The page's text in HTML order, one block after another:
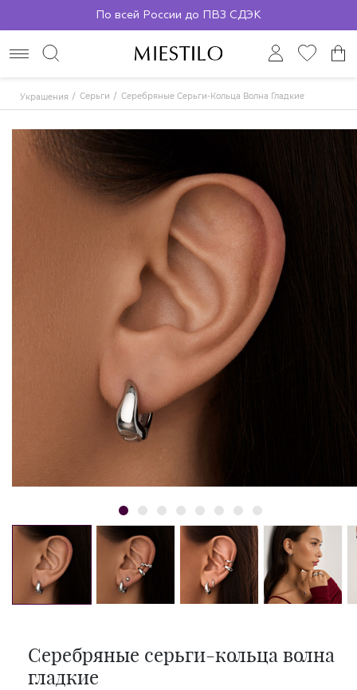
По всей России до ПВЗ СДЭК
Украшения Серьги Серебряные Серьги-Кольца Волна Гладкие
Серебряные серьги-кольца волна
гладкие